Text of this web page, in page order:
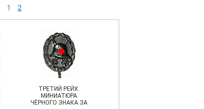
1 2
ТРЕТИЙ РЕЙХ.
МИНИАТЮРА
ЧЁРНОГО ЗНАКА ЗА